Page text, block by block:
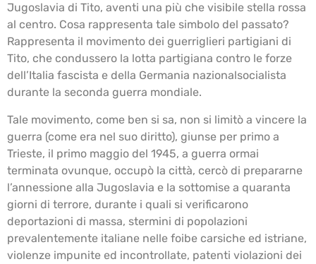
Jugoslavia di Tito, aventi una più che visibile stella rossa
al centro. Cosa rappresenta tale simbolo del passato?
Rappresenta il movimento dei guerriglieri partigiani di
Tito, che condussero la lotta partigiana contro le forze
dell’Italia fascista e della Germania nazionalsocialista
durante la seconda guerra mondiale.
Tale movimento, come ben si sa, non si limitò a vincere la
guerra (come era nel suo diritto), giunse per primo a
Trieste, il primo maggio del 1945, a guerra ormai
terminata ovunque, occupò la città, cercò di prepararne
l’annessione alla Jugoslavia e la sottomise a quaranta
giorni di terrore, durante i quali si verificarono
deportazioni di massa, stermini di popolazioni
prevalentemente italiane nelle foibe carsiche ed istriane,
violenze impunite ed incontrollate, patenti violazioni dei